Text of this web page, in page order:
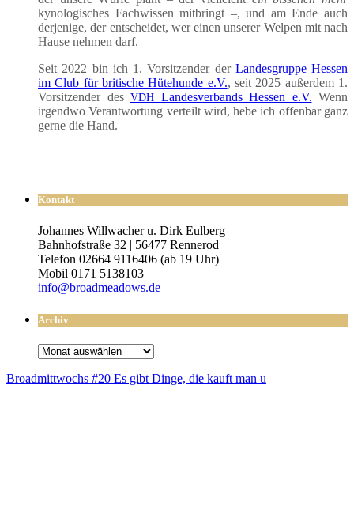
kyno­lo­gi­sches Fach­wis­sen mit­bringt –, und am Ende auch
der­je­ni­ge, der ent­schei­det, wer einen unse­rer Wel­pen mit nach
Hau­se neh­men darf.
Seit 2022 bin ich 1. Vor­sit­zen­der der Lan­des­grup­pe Hes­sen
im Club für bri­ti­sche Hüte­hun­de e.V., seit 2025 außer­dem 1.
Vor­sit­zen­der des VDH Lan­des­ver­bands Hes­sen e.V. Wenn
irgend­wo Ver­ant­wor­tung ver­teilt wird, hebe ich offen­bar ganz
ger­ne die Hand.
Kontakt
Johannes Willwacher u. Dirk Eulberg
Bahnhofstraße 32 | 56477 Rennerod
Telefon 02664 9116406 (ab 19 Uhr)
Mobil 0171 5138103
info@broadmeadows.de
Archiv
Archiv
Broad­mitt­wochs #20 Es gibt Din­ge, die kauft man u